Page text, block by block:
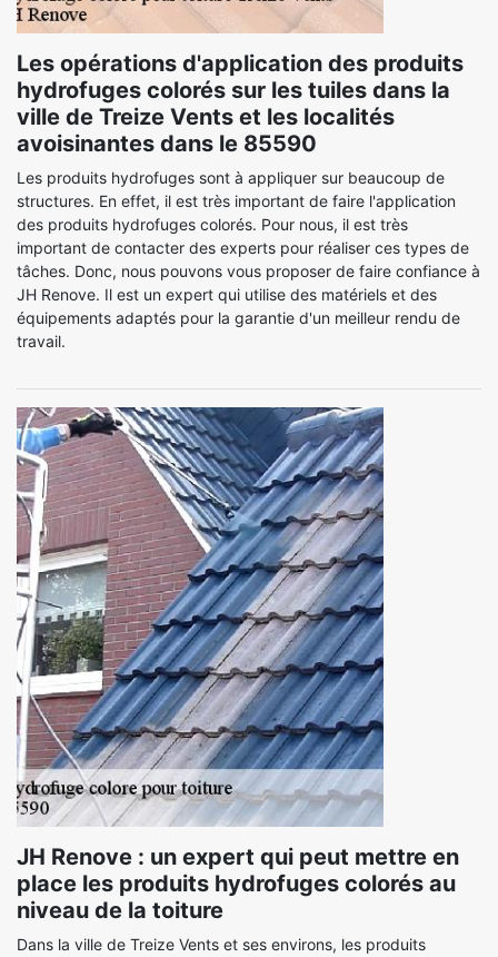
Les opérations d'application des produits
hydrofuges colorés sur les tuiles dans la
ville de Treize Vents et les localités
avoisinantes dans le 85590
Les produits hydrofuges sont à appliquer sur beaucoup de
structures. En effet, il est très important de faire l'application
des produits hydrofuges colorés. Pour nous, il est très
important de contacter des experts pour réaliser ces types de
tâches. Donc, nous pouvons vous proposer de faire confiance à
JH Renove. Il est un expert qui utilise des matériels et des
équipements adaptés pour la garantie d'un meilleur rendu de
travail.
JH Renove : un expert qui peut mettre en
place les produits hydrofuges colorés au
niveau de la toiture
Dans la ville de Treize Vents et ses environs, les produits